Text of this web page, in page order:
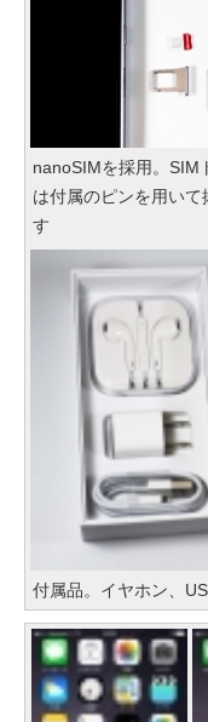
nanoSIMを採用。SIM
は付属のピンを用いて
す
付属品。イヤホン、